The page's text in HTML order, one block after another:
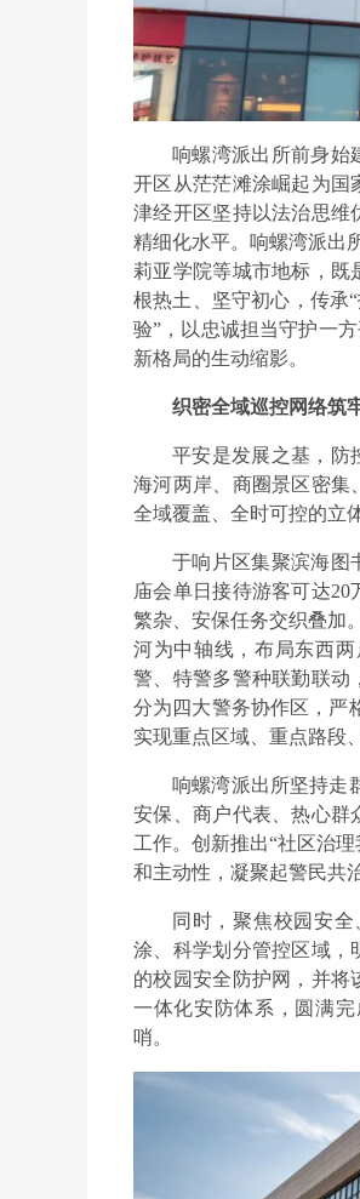
响螺湾派出所前身始
开区从茫茫滩涂崛起为国
津经开区坚持以法治思维
精细化水平。响螺湾派出
莉亚学院等城市地标，既
根热土、坚守初心，传承
验”，以忠诚担当守护一
新格局的生动缩影。
织密全域巡控网络筑
平安是发展之基，防
海河两岸、商圈景区密集
全域覆盖、全时可控的立
于响片区集聚滨海图
庙会单日接待游客可达
繁杂、安保任务交织叠加
河为中轴线，布局东西
警、特警多警种联勤联动
分为四大警务协作区，严
实现重点区域、重点路段
响螺湾派出所坚持走
安保、商户代表、热心群
工作。创新推出“社区治
和主动性，凝聚起警民共
同时，聚焦校园安
涂、科学划分管控区域，
的校园安全防护网，并将
一体化安防体系，圆满
哨。